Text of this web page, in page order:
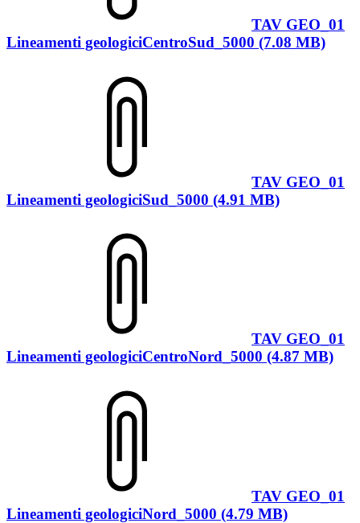
TAV GEO_01
Lineamenti geologiciCentroSud_5000 (7.08 MB)
TAV GEO_01
Lineamenti geologiciSud_5000 (4.91 MB)
TAV GEO_01
Lineamenti geologiciCentroNord_5000 (4.87 MB)
TAV GEO_01
Lineamenti geologiciNord_5000 (4.79 MB)